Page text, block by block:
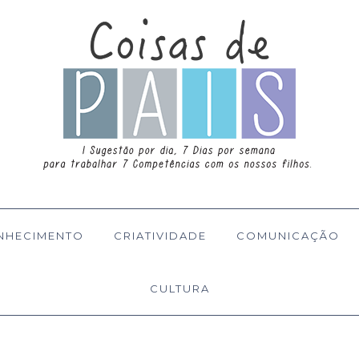
CRIATIVIDADE COMUNICAÇÃO
CULTURA